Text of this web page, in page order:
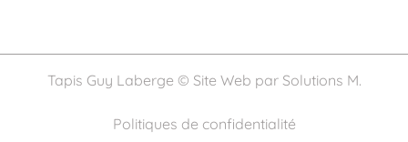
Tapis Guy Laberge © Site Web par Solutions M.
Politiques de confidentialité